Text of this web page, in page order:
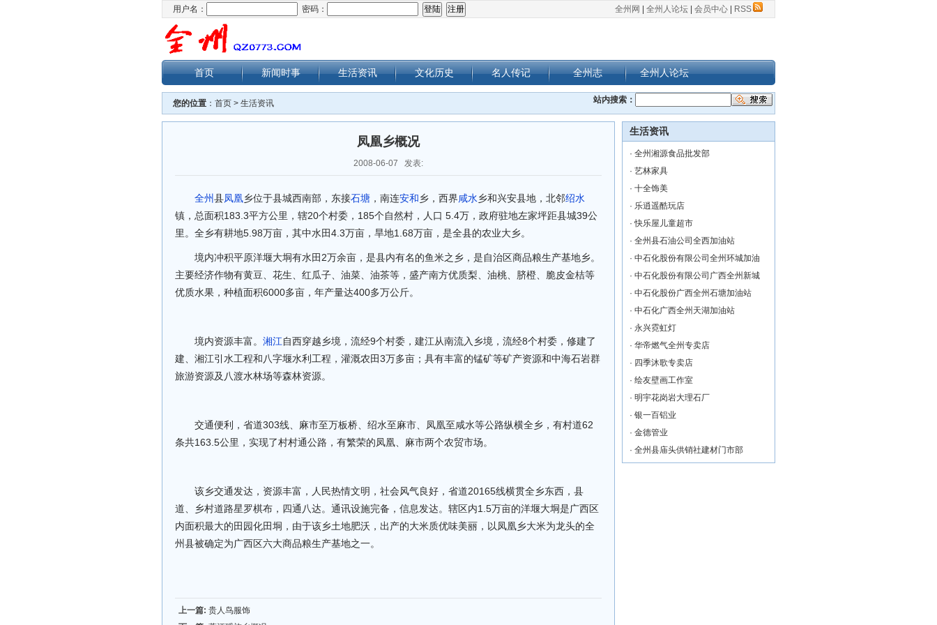
全州网 全州人论坛 会员中心 RSS
用户名： 密码：
首页 新闻时事 生活资讯 文化历史 名人传记 全州志 全州人论坛
您的位置 ： 首页 > 生活资讯 站内搜索：
凤凰乡概况
2008-06-07 发表:
全州县凤凰乡位于县城西南部，东接石塘 ，南连安和乡，西界咸水乡和兴安县地，北邻绍水
镇，总面积183.3平方公里，辖20个村委，185个自然村，人口 5.4万，政府驻地左家坪距县城39公
里。全乡有耕地5.98万亩，其中水田4.3万亩，旱地1.68万亩，是全县的农业大乡。
境内冲积平原洋堰大垌有水田2万余亩，是县内有名的鱼米之乡，是自治区商品粮生产基地乡。
主要经济作物有黄豆、花生、红瓜子、油菜、油茶等，盛产南方优质梨、油桃、脐橙、脆皮金桔等
优质水果，种植面积6000多亩，年产量达400多万公斤。
境内资源丰富。 湘江自西穿越乡境，流经9个村委，建江从南流入乡境，流经8个村委，修建了
建、湘江引水工程和八字堰水利工程，灌溉农田3万多亩；具有丰富的锰矿等矿产资源和中海石岩群
旅游资源及八渡水林场等森林资源。
交通便利，省道303线、麻市至万板桥、绍水至麻市、凤凰至咸水等公路纵横全乡，有村道62
条共163.5公里，实现了村村通公路，有繁荣的凤凰、麻市两个农贸市场。
该乡交通发达，资源丰富，人民热情文明，社会风气良好，省道20165线横贯全乡东西，县
道、乡村道路星罗棋布，四通八达。通讯设施完备，信息发达。辖区内1.5万亩的洋堰大垌是广西区
内面积最大的田园化田垌，由于该乡土地肥沃，出产的大米质优味美丽，以凤凰乡大米为龙头的全
州县被确定为广西区六大商品粮生产基地之一。
上一篇: 贵人鸟服饰
生活资讯
· 全州湘源食品批发部
· 艺林家具
· 十全饰美
· 乐逍遥酷玩店
·快乐屋儿童超市
· 全州县石油公司全西加油站
· 中石化股份有限公司全州环城加油
· 中石化股份有限公司广西全州新城
· 中石化股份广西全州石塘加油站
· 中石化广西全州天湖加油站
· 永兴霓虹灯
· 华帝燃气全州专卖店
· 四季沐歌专卖店
· 绘友壁画工作室
· 明宇花岗岩大理石厂
· 银一百铝业
· 金德管业
· 全州县庙头供销社建材门市部